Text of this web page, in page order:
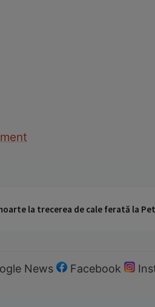
la trecerea de cale ferată la
News Facebook